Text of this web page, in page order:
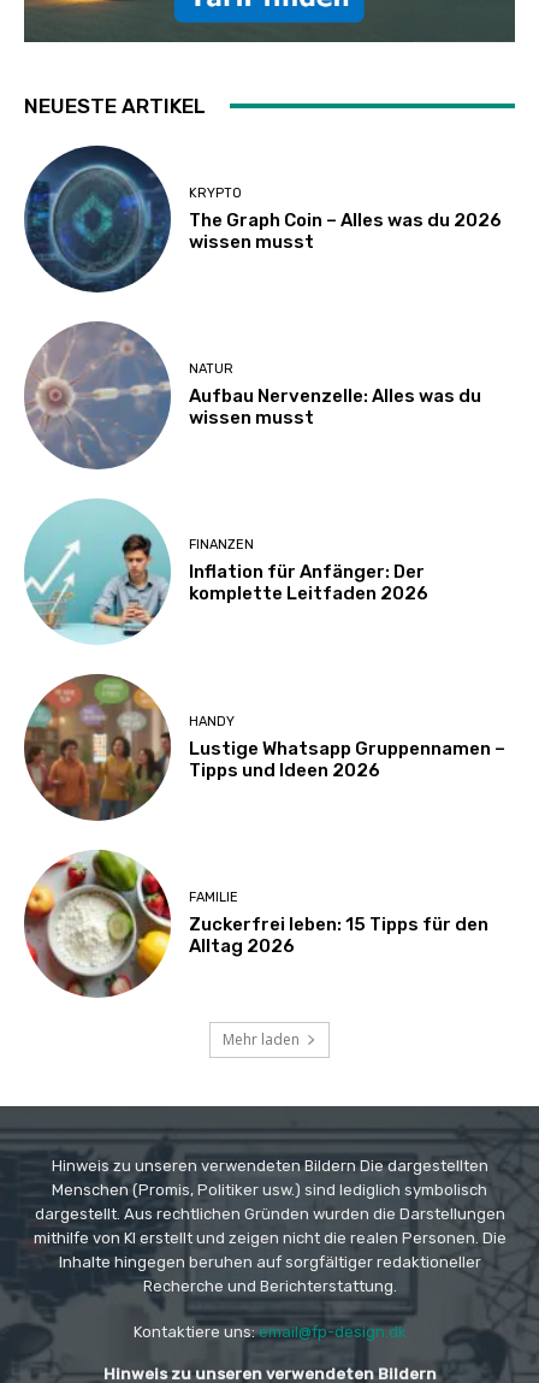
NEUESTE ARTIKEL
KRYPTO
The Graph Coin – Alles was du 2026
wissen musst
NATUR
Aufbau Nervenzelle: Alles was du
wissen musst
FINANZEN
Inflation für Anfänger: Der
komplette Leitfaden 2026
HANDY
Lustige Whatsapp Gruppennamen –
Tipps und Ideen 2026
FAMILIE
Zuckerfrei leben: 15 Tipps für den
Alltag 2026
Mehr laden
Hinweis zu unseren verwendeten Bildern Die dargestellten
Menschen (Promis, Politiker usw.) sind lediglich symbolisch
dargestellt. Aus rechtlichen Gründen wurden die Darstellungen
mithilfe von KI erstellt und zeigen nicht die realen Personen. Die
Inhalte hingegen beruhen auf sorgfältiger redaktioneller
Recherche und Berichterstattung.
Kontaktiere uns:email@fp-design.dk
Hinweis zu unseren verwendeten Bildern